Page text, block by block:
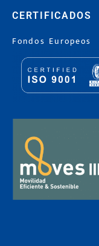
CERTIFICADOS
Fondos Europeos